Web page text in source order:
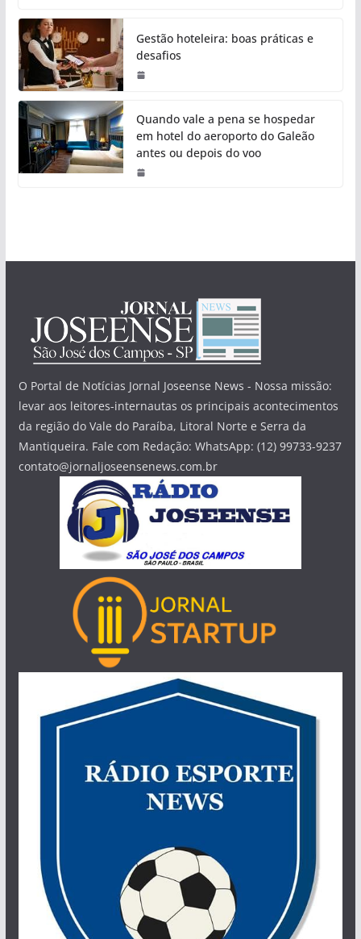
Gestão hoteleira: boas práticas e
desafios
Quando vale a pena se hospedar
em hotel do aeroporto do Galeão
antes ou depois do voo
O Portal de Notícias Jornal Joseense News - Nossa missão:
levar aos leitores-internautas os principais acontecimentos
da região do Vale do Paraíba, Litoral Norte e Serra da
Mantiqueira. Fale com Redação: WhatsApp: (12) 99733-9237
contato@jornaljoseensenews.com.br